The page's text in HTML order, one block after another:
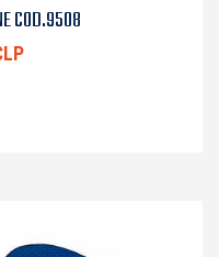
COD.9508